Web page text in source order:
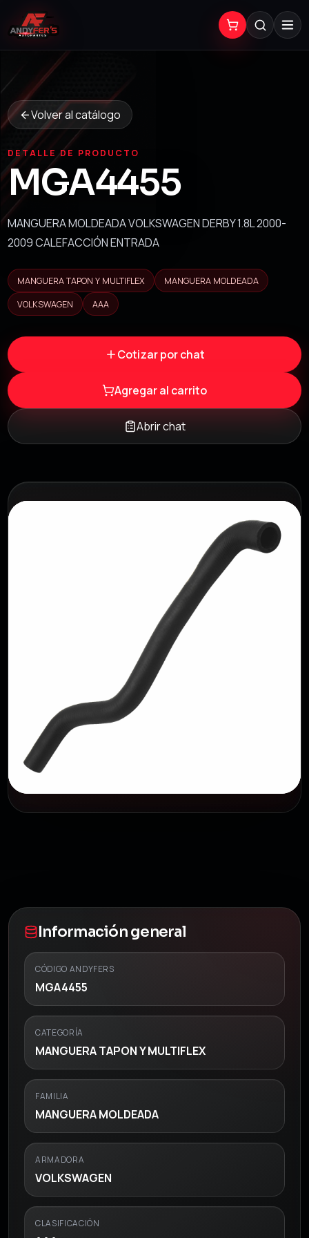
Volver al catálogo
DETALLE DE PRODUCTO
MGA4455
MANGUERA MOLDEADA VOLKSWAGEN DERBY 1.8L 2000-
2009 CALEFACCIÓN ENTRADA
MANGUERA TAPON Y MULTIFLEX
MANGUERA MOLDEADA
VOLKSWAGEN
AAA
Cotizar por chat
Agregar al carrito
Abrir chat
Información general
CÓDIGO ANDYFERS
MGA4455
CATEGORÍA
MANGUERA TAPON Y MULTIFLEX
FAMILIA
MANGUERA MOLDEADA
ARMADORA
VOLKSWAGEN
CLASIFICACIÓN